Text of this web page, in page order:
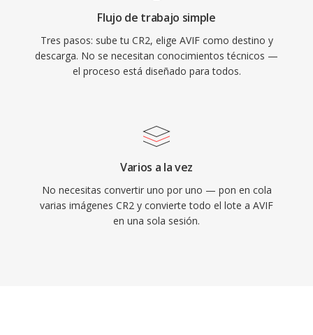
Flujo de trabajo simple
Tres pasos: sube tu CR2, elige AVIF como destino y
descarga. No se necesitan conocimientos técnicos —
el proceso está diseñado para todos.
Varios a la vez
No necesitas convertir uno por uno — pon en cola
varias imágenes CR2 y convierte todo el lote a AVIF
en una sola sesión.